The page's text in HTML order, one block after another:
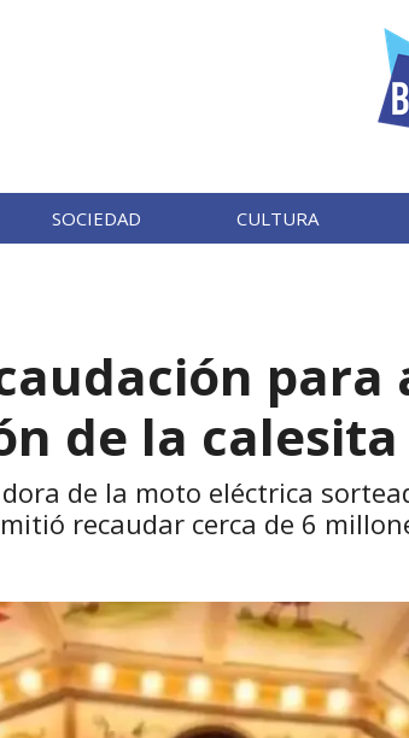
SOCIEDAD CULTURA
para
de la calesita
de la moto eléctrica
recaudar cerca de 6